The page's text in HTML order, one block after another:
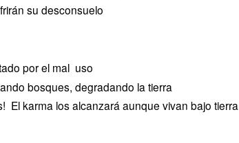
su desconsuelo
por el mal uso
bosques, degradando la tierra
El karma los alcanzará aunque vivan bajo tierra